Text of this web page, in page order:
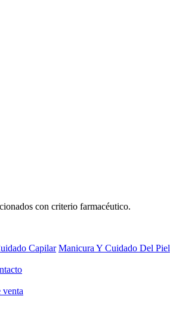
con criterio farmacéutico.
Capilar Manicura Y Cuidado Del Piel
venta